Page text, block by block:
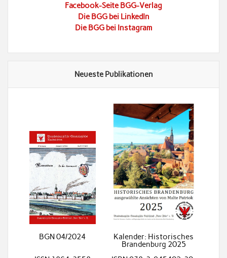
Facebook-Seite BGG-Verlag
Die BGG bei LinkedIn
Die BGG bei Instagram
Neueste Publikationen
BGN 04/2024
Kalender: Historisches
Brandenburg 2025